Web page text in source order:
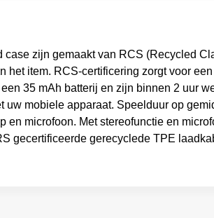
zijn gemaakt van RCS (Recycled
item. RCS-certificering zorgt voor
35 mAh batterij en zijn binnen 2 uur
mobiele apparaat. Speelduur op
microfoon. Met stereofunctie en
gecertificeerde gerecyclede TPE